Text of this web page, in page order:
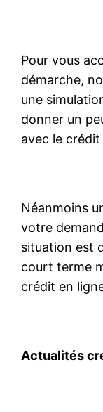
Pour vous
démarche,
une
donner un
avec le crédit
Néanmoins
votre
situation est
court terme
crédit en
Actualités